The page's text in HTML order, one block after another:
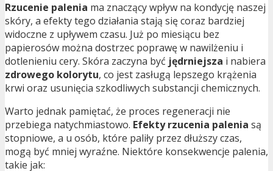
Rzucenie palenia ma znaczący wpływ na kondycję naszej
skóry, a efekty tego działania stają się coraz bardziej
widoczne z upływem czasu. Już po miesiącu bez
papierosów można dostrzec poprawę w nawilżeniu i
dotlenieniu cery. Skóra zaczyna być jędrniejsza i nabiera
zdrowego kolorytu, co jest zasługą lepszego krążenia
krwi oraz usunięcia szkodliwych substancji chemicznych.
Warto jednak pamiętać, że proces regeneracji nie
przebiega natychmiastowo. Efekty rzucenia palenia są
stopniowe, a u osób, które paliły przez dłuższy czas,
mogą być mniej wyraźne. Niektóre konsekwencje palenia,
takie jak: